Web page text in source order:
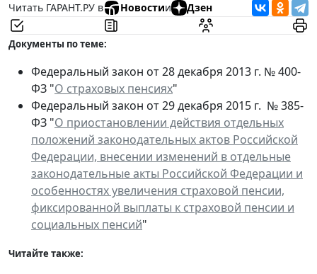
Читать ГАРАНТ.РУ в
Новостии Дзен
Документы по теме:
Федеральный закон от 28 декабря 2013 г. № 400-
ФЗ "О страховых пенсиях"
Федеральный закон от 29 декабря 2015 г. № 385-
ФЗ "О приостановлении действия отдельных
положений законодательных актов Российской
Федерации, внесении изменений в отдельные
законодательные акты Российской Федерации и
особенностях увеличения страховой пенсии,
фиксированной выплаты к страховой пенсии и
социальных пенсий"
Читайте также: